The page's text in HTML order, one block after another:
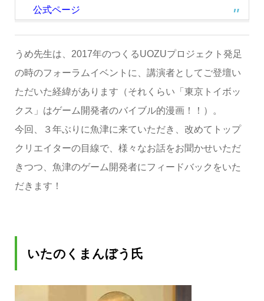
公式ページ
うめ先生は、2017年のつくるUOZUプロジェクト発足
の時のフォーラムイベントに、講演者としてご登壇い
ただいた経緯があります（それくらい「東京トイボッ
クス」はゲーム開発者のバイブル的漫画！！）。
今回、３年ぶりに魚津に来ていただき、改めてトップ
クリエイターの目線で、様々なお話をお聞かせいただ
きつつ、魚津のゲーム開発者にフィードバックをいた
だきます！
いたのくまんぼう氏